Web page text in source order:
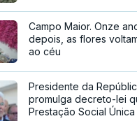
Campo Maior. Onze
depois, as flores
ao céu
Presidente da
promulga decreto-lei
Prestação Social Única